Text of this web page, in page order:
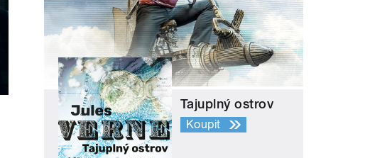
Tajuplný ostrov
Koupit